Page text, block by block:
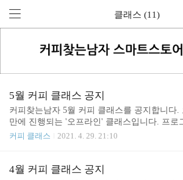
클래스 (11)
5월 커피 클래스 공지
커피찾는남자 5월 커피 클래스를 공지합니다.
만에 진행되는 '오프라인' 클래스입니다. 프로
개편해서 브루잉, 에스프레소, 로스팅 클래스
지를 모두 통합적으로 다루는 커피 디렉팅 클
커피 클래스 2021. 4. 29. 21:10
4월 커피 클래스 공지